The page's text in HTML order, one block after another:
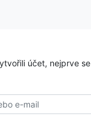
účet, nejprve se